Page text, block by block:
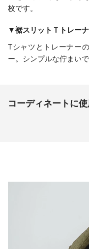
枚です。
▼裾スリットＴトレー
Tシャツとトレーナー
ー。シンプルな佇まい
コーディネートに